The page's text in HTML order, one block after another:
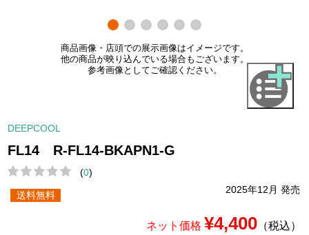
商品画像・店頭での展示画像はイメージです。
他の商品が映り込んでいる場合もございます。
参考画像としてご確認ください。
DEEPCOOL
FL14 R-FL14-BKAPN1-G
(0)
2025年12月 発売
送料無料
ネット価格 ¥4,400（税込）